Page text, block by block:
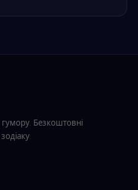
Безкоштовні